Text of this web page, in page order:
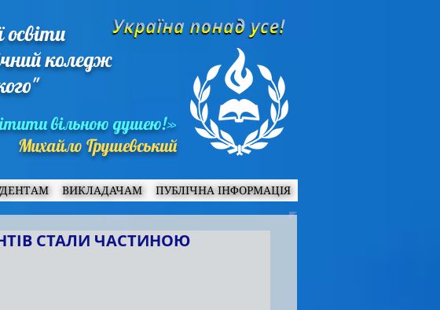
коледж
вільною душею!»
Михайло Грушевський
ВИКЛАДАЧАМ ПУБЛІЧНА ІНФОРМАЦІЯ
СТАЛИ ЧАСТИНОЮ